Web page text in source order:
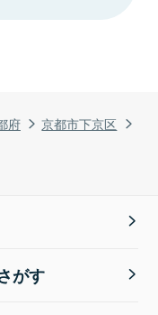
府
京都市下京区
がす